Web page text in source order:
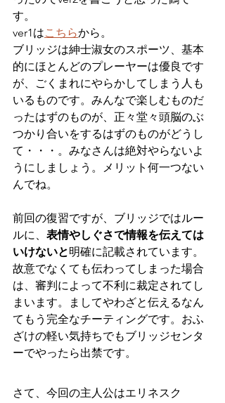
す。
ver1はこちらから。
ブリッジは紳士淑女のスポーツ、基本
的にほとんどのプレーヤーは優良です
が、ごくまれにやらかしてしまう人も
いるものです。みんなで楽しむものだ
ったはずのものが、正々堂々頭脳のぶ
つかり合いをするはずのものがどうし
て・・・。みなさんは絶対やらないよ
うにしましょう。メリット何一つない
んでね。
前回の復習ですが、ブリッジではルー
ルに、 表情やしぐさで情報を伝えては
いけないと明確に記載されています。
故意でなくても伝わってしまった場合
は、審判によって不利に裁定されてし
まいます。ましてやわざと伝えるなん
てもう完全なチーティングです。おふ
ざけの軽い気持ちでもブリッジセンタ
ーでやったら出禁です。
さて、今回の主人公はエリネスク